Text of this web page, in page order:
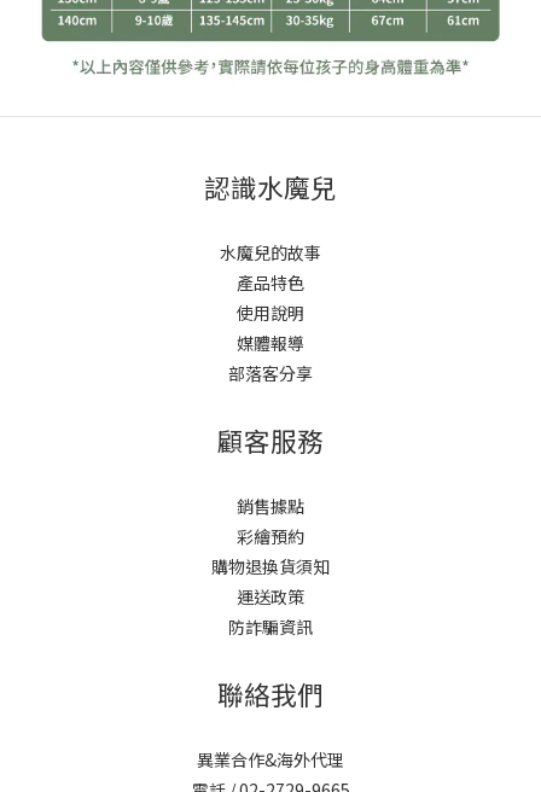
認識水魔兒
水魔兒的故事
產品特色
使用說明
媒體報導
部落客分享
顧客服務
銷售據點
彩繪預約
購物退換貨須知
運送政策
防詐騙資訊
聯絡我們
異業合作&海外代理